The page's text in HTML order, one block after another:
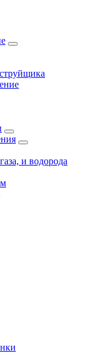
и водорода